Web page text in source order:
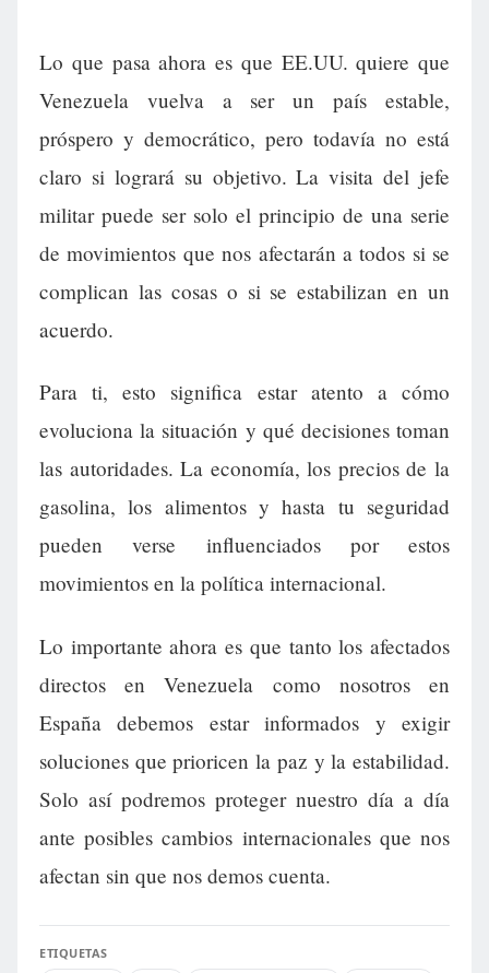
Lo que pasa ahora es que EE.UU. quiere que
Venezuela vuelva a ser un país estable,
próspero y democrático, pero todavía no está
claro si logrará su objetivo. La visita del jefe
militar puede ser solo el principio de una serie
de movimientos que nos afectarán a todos si se
complican las cosas o si se estabilizan en un
acuerdo.
Para ti, esto significa estar atento a cómo
evoluciona la situación y qué decisiones toman
las autoridades. La economía, los precios de la
gasolina, los alimentos y hasta tu seguridad
pueden verse influenciados por estos
movimientos en la política internacional.
Lo importante ahora es que tanto los afectados
directos en Venezuela como nosotros en
España debemos estar informados y exigir
soluciones que prioricen la paz y la estabilidad.
Solo así podremos proteger nuestro día a día
ante posibles cambios internacionales que nos
afectan sin que nos demos cuenta.
ETIQUETAS